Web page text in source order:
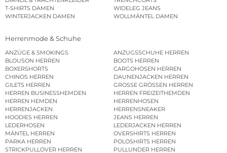
T-SHIRTS DAMEN
WIDELEG JEANS
WINTERJACKEN DAMEN
WOLLMÄNTEL DAMEN
Herrenmode & Schuhe
ANZÜGE & SMOKINGS
ANZUGSSCHUHE HERREN
BLOUSON HERREN
BOOTS HERREN
BOXERSHORTS
CARGOHOSEN HERREN
CHINOS HERREN
DAUNENJACKEN HERREN
GILETS HERREN
GROSSE GRÖSSEN HERREN
HERREN BUSINESSHEMDEN
HERREN FREIZEITHEMDEN
HERREN HEMDEN
HERRENHOSEN
HERRENJACKEN
HERRENSNEAKER
HOODIES HERREN
JEANS HERREN
LEDERHOSEN
LEDERJACKEN HERREN
MÄNTEL HERREN
OVERSHIRTS HERREN
PARKA HERREN
POLOSHIRTS HERREN
STRICKPULLOVER HERREN
PULLUNDER HERREN